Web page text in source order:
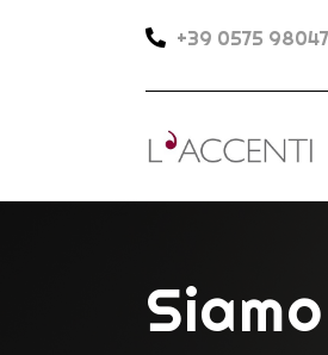
+39 0575